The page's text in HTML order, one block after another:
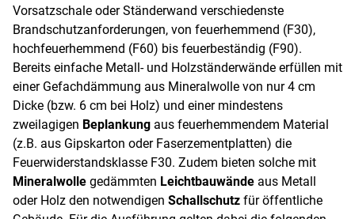
Vorsatzschale oder Ständerwand verschiedenste
Brandschutzanforderungen, von feuerhemmend (F30),
hochfeuerhemmend (F60) bis feuerbeständig (F90).
Bereits einfache Metall- und Holzständerwände erfüllen mit
einer Gefachdämmung aus Mineralwolle von nur 4 cm
Dicke (bzw. 6 cm bei Holz) und einer mindestens
zweilagigen Beplankung aus feuerhemmendem Material
(z.B. aus Gipskarton oder Faserzementplatten) die
Feuerwiderstandsklasse F30. Zudem bieten solche mit
Mineralwolle gedämmten Leichtbauwände aus Metall
oder Holz den notwendigen Schallschutz für öffentliche